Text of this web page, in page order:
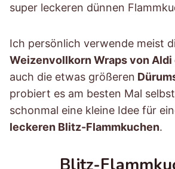
super leckeren dünnen
Ich persönlich verwende meist
Weizenvollkorn Wraps von Aldi
auch die etwas größeren
probiert es am besten Mal
schonmal eine kleine Idee für
leckeren Blitz-Flammkuchen.